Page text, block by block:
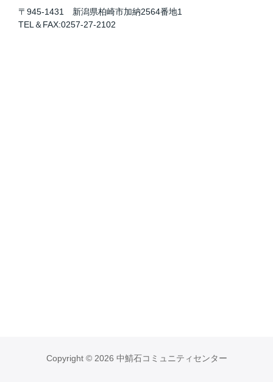
〒945-1431 新潟県柏崎市加納2564番地1
TEL＆FAX:0257-27-2102
Copyright © 2026 中鯖石コミュニティセンター